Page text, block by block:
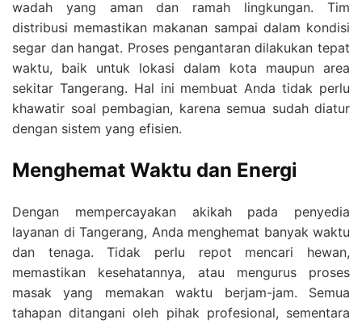
wadah yang aman dan ramah lingkungan. Tim
distribusi memastikan makanan sampai dalam kondisi
segar dan hangat. Proses pengantaran dilakukan tepat
waktu, baik untuk lokasi dalam kota maupun area
sekitar Tangerang. Hal ini membuat Anda tidak perlu
khawatir soal pembagian, karena semua sudah diatur
dengan sistem yang efisien.
Menghemat Waktu dan Energi
Dengan mempercayakan akikah pada penyedia
layanan di Tangerang, Anda menghemat banyak waktu
dan tenaga. Tidak perlu repot mencari hewan,
memastikan kesehatannya, atau mengurus proses
masak yang memakan waktu berjam-jam. Semua
tahapan ditangani oleh pihak profesional, sementara